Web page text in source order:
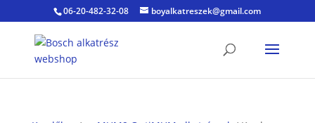
06-20-482-32-08 boyalkatreszek@gmail.com